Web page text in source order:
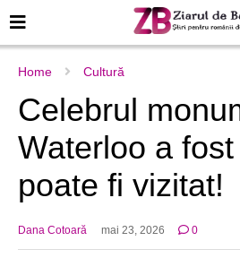
Home Cultură
Celebrul
Waterloo a
poate fi vizitat!
Dana Cotoară mai 23, 2026 0